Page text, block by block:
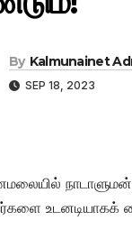
By Kalmunainet
SEP 18, 2023
உடனடியாகக்